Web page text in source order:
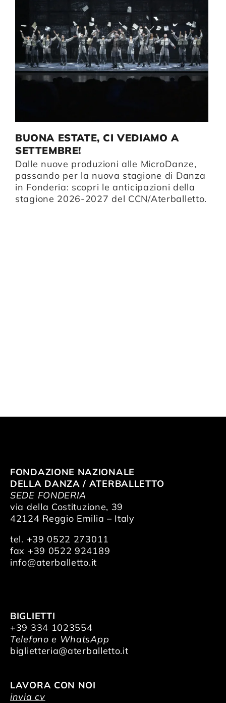
BUONA ESTATE, CI VEDIAMO A
SETTEMBRE!
Dalle nuove produzioni alle MicroDanze,
passando per la nuova stagione di Danza
in Fonderia: scopri le anticipazioni della
stagione 2026-2027 del CCN/Aterballetto.
FONDAZIONE NAZIONALE
DELLA DANZA / ATERBALLETTO
SEDE FONDERIA
via della Costituzione, 39
42124 Reggio Emilia – Italy
tel. +39 0522 273011
fax +39 0522 924189
info@aterballetto.it
BIGLIETTI
+39 334 1023554
Telefono e WhatsApp
biglietteria@aterballetto.it
LAVORA CON NOI
invia cv